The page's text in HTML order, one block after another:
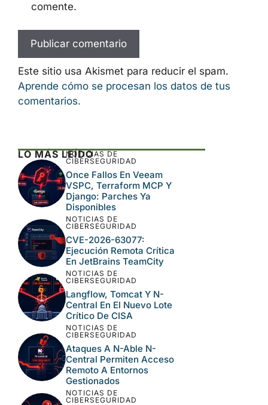
comente.
Este sitio usa Akismet para reducir el spam.
Aprende cómo se procesan los datos de tus
comentarios.
LO MÁS LEÍDO
NOTICIAS DE
CIBERSEGURIDAD
Once Fallos En Veeam
VSPC, Terraform MCP Y
Django: Parches Ya
Disponibles
NOTICIAS DE
CIBERSEGURIDAD
CVE-2026-63077:
Ejecución Remota Crítica
En JetBrains TeamCity
NOTICIAS DE
CIBERSEGURIDAD
Langflow, Tomcat Y N-
Central En El Nuevo Lote
Crítico De CISA
NOTICIAS DE
CIBERSEGURIDAD
Ataques A N-Able N-
Central Permiten Acceso
Remoto A Entornos
Gestionados
NOTICIAS DE
CIBERSEGURIDAD